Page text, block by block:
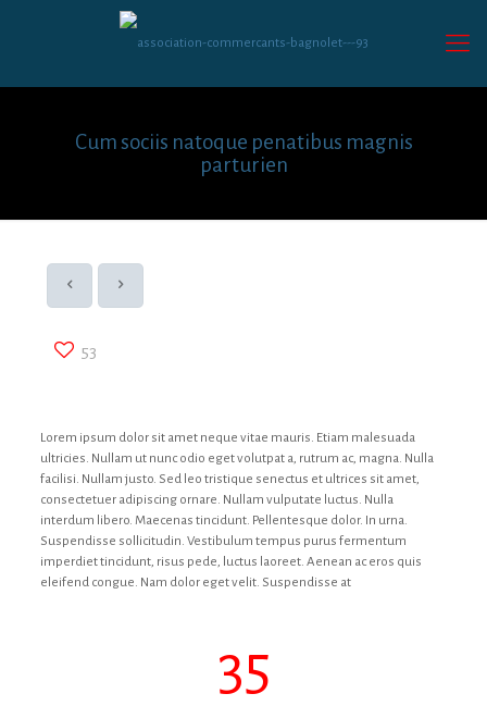
Cum sociis natoque penatibus magnis
parturien
53
Lorem ipsum dolor sit amet neque vitae mauris. Etiam malesuada
ultricies. Nullam ut nunc odio eget volutpat a, rutrum ac, magna. Nulla
facilisi. Nullam justo. Sed leo tristique senectus et ultrices sit amet,
consectetuer adipiscing ornare. Nullam vulputate luctus. Nulla
interdum libero. Maecenas tincidunt. Pellentesque dolor. In urna.
Suspendisse sollicitudin. Vestibulum tempus purus fermentum
imperdiet tincidunt, risus pede, luctus laoreet. Aenean ac eros quis
eleifend congue. Nam dolor eget velit. Suspendisse at
35